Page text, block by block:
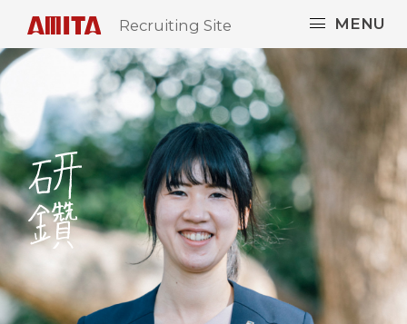
Recruiting Site MENU